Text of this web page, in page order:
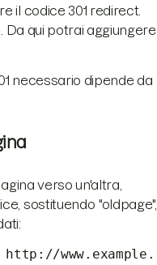
il codice 301 redirect.
Da qui potrai aggiungere
necessario dipende da
verso un'altra,
sostituendo "oldpage",
www.example.